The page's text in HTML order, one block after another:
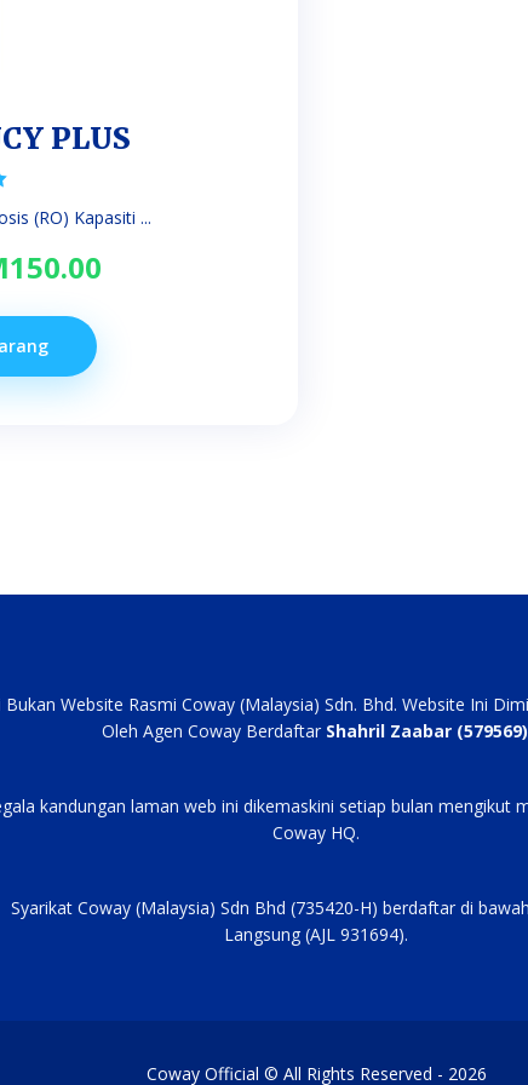
PLUS
(RO) Kapasiti ...
150.00
Bukan Website Rasmi Coway (Malaysia) Sdn. Bhd. Website Ini
Oleh Agen Coway Berdaftar Shahril Zaabar (579569)
kandungan laman web ini dikemaskini setiap bulan mengikut
Coway HQ.
Syarikat Coway (Malaysia) Sdn Bhd (735420-H) berdaftar di
Langsung (AJL 931694).
Coway Official © All Rights Reserved - 2026